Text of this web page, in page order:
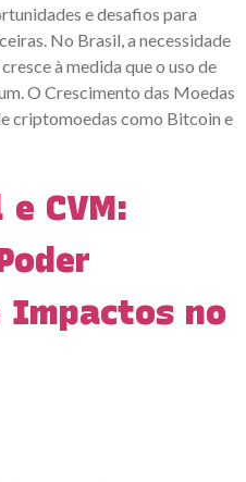
e desafios para
No Brasil, a necessidade
à medida que o uso de
O Crescimento das Moedas
criptomoedas como Bitcoin e
CVM:
Impactos no